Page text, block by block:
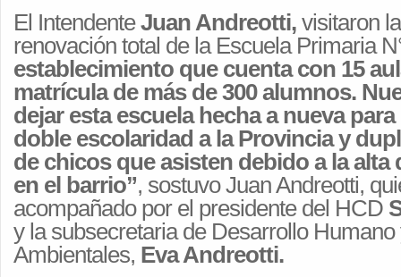
El IntendenteJuan Andreotti, visitaron
renovación total de la Escuela Primaria
establecimiento que cuenta con 15
matrícula de más de 300 alumnos.
dejar esta escuela hecha a nueva
doble escolaridad a la Provincia y
de chicos que asisten debido a la alta
en el barrio”, sostuvo Juan Andreotti,
acompañado por el presidente del HCD
y la subsecretaria de Desarrollo
Ambientales, Eva Andreotti.